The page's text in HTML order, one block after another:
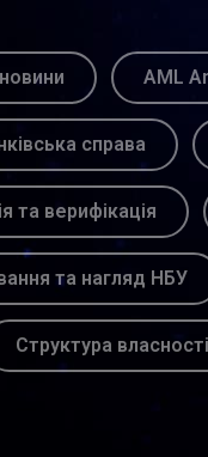
AML
справа
та верифікація
та нагляд НБУ
Структура власності